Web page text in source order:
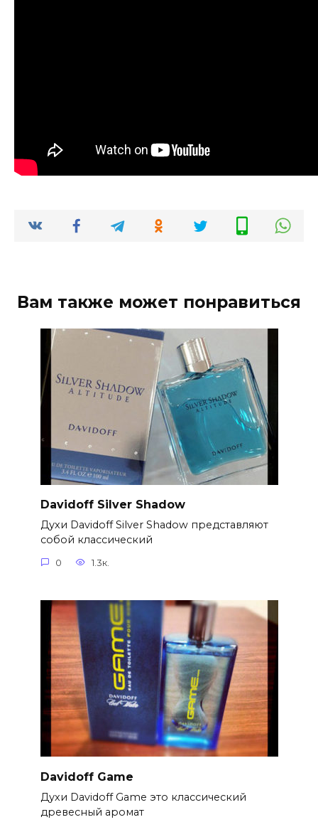
Вам также может понравиться
Davidoff Silver Shadow
Духи Davidoff Silver Shadow представляют
собой классический
0 1.3к.
Davidoff Game
Духи Davidoff Game это классический
древесный аромат